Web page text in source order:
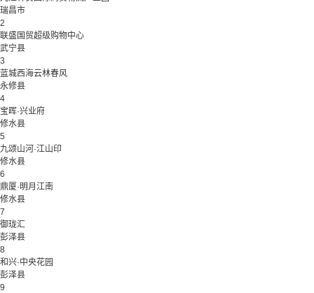
瑞昌市
2
联盛国贸超级购物中心
武宁县
3
蓝城西海云林春风
永修县
4
宝晖·兴业府
修水县
5
九颂山河·江山印
修水县
6
鼎厦·明月江南
修水县
7
御珑汇
彭泽县
8
和兴·中央花园
彭泽县
9